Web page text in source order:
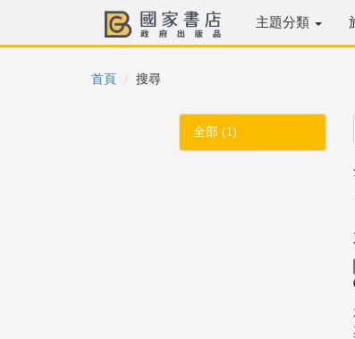
主題分類
首頁 搜尋
全部 (1)